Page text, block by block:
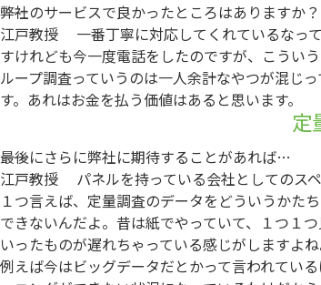
――弊社のサービスで良かったところはありますか？
江戸教授 一番丁寧に対応してくれているなっ
すけれども今一度電話をしたのですが、こうい
ループ調査っていうのは一人余計なやつが混じ
す。あれはお金を払う価値はあると思います。
定
――最後にさらに弊社に期待することがあれば…
江戸教授 パネルを持っている会社としてのス
１つ言えば、定量調査のデータをどういうかた
できないんだよ。昔は紙でやっていて、１つ１
いったものが遅れちゃっている感じがしますよね
例えば今はビッグデータだとかって言われてい